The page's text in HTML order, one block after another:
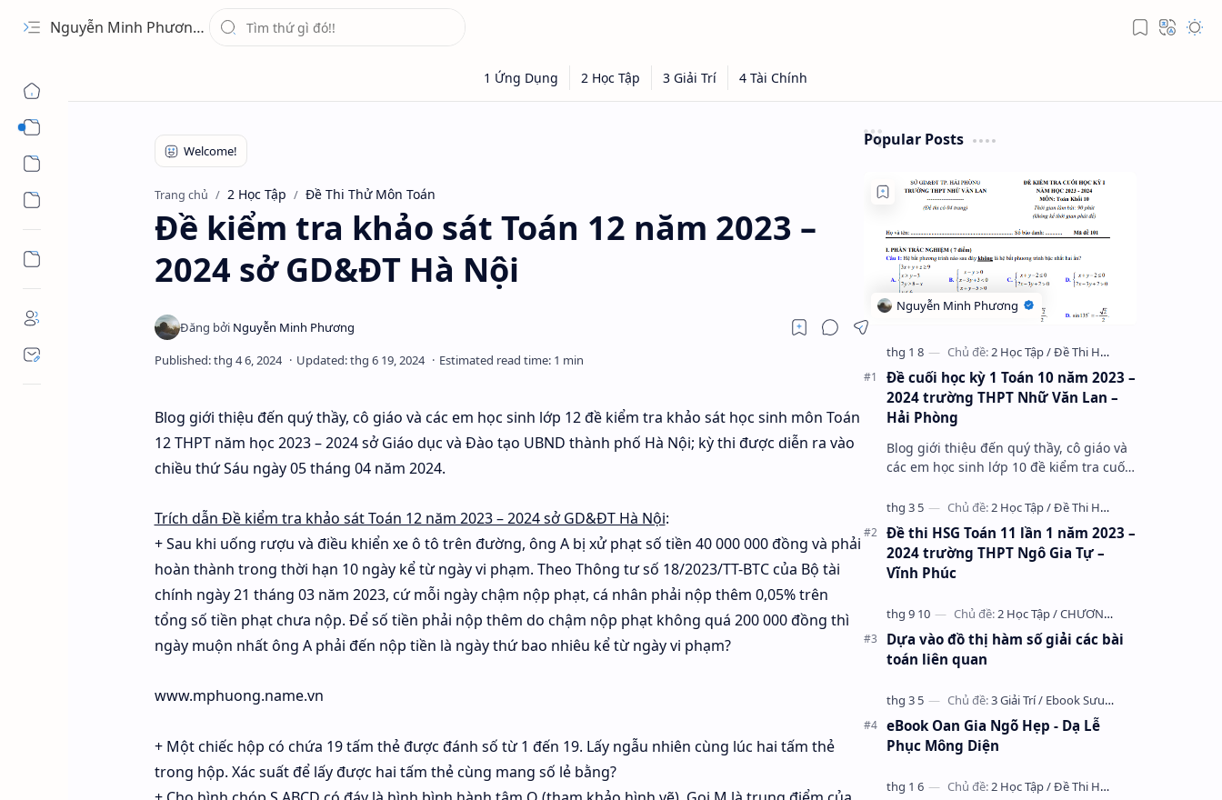
Nguyễn Minh Phương - Blog Chia sẻ Kiến thức Chứng khoán & Tài liệu Toán học
Trang chủ 2 Học Tập Đề Thi Thử Môn Toán
Đề kiểm tra khảo sát Toán 12 năm 2023 –
2024 sở GD&ĐT Hà Nội
Blog giới thiệu đến quý thầy, cô giáo và các em học sinh lớp 12 đề kiểm tra khảo sát học sinh môn Toán
12 THPT năm học 2023 – 2024 sở Giáo dục và Đào tạo UBND thành phố Hà Nội; kỳ thi được diễn ra vào
chiều thứ Sáu ngày 05 tháng 04 năm 2024.
Trích dẫn Đề kiểm tra khảo sát Toán 12 năm 2023 – 2024 sở GD&ĐT Hà Nội:
+ Sau khi uống rượu và điều khiển xe ô tô trên đường, ông A bị xử phạt số tiền 40 000 000 đồng và phải
hoàn thành trong thời hạn 10 ngày kể từ ngày vi phạm. Theo Thông tư số 18/2023/TT-BTC của Bộ tài
chính ngày 21 tháng 03 năm 2023, cứ mỗi ngày chậm nộp phạt, cá nhân phải nộp thêm 0,05% trên
tổng số tiền phạt chưa nộp. Để số tiền phải nộp thêm do chậm nộp phạt không quá 200 000 đồng thì
ngày muộn nhất ông A phải đến nộp tiền là ngày thứ bao nhiêu kể từ ngày vi phạm?
www.mphuong.name.vn
+ Một chiếc hộp có chứa 19 tấm thẻ được đánh số từ 1 đến 19. Lấy ngẫu nhiên cùng lúc hai tấm thẻ
trong hộp. Xác suất để lấy được hai tấm thẻ cùng mang số lẻ bằng?
Popular Posts
Đề cuối học kỳ 1 Toán 10 năm 2023 –
2024 trường THPT Nhữ Văn Lan –
Hải Phòng
Blog giới thiệu đến quý thầy, cô giáo và
các em học sinh lớp 10 đề kiểm tra cuối
2024 trường THPT Nhữ Văn Lan, th…
Đề thi HSG Toán 11 lần 1 năm 2023 –
2024 trường THPT Ngô Gia Tự –
Vĩnh Phúc
Dựa vào đồ thị hàm số giải các bài
toán liên quan
eBook Oan Gia Ngõ Hẹp - Dạ Lễ
Phục Mông Diện